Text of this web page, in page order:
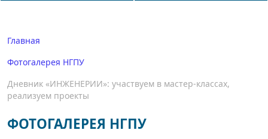
Главная
Фотогалерея НГПУ
Дневник «ИНЖЕНЕРИИ»: участвуем в мастер-классах,
реализуем проекты
ФОТОГАЛЕРЕЯ НГПУ